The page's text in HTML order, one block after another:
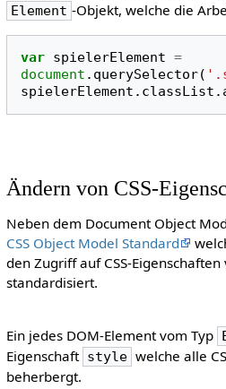
Element -Objekt, welche die
var spielerElement =
document . querySelector(
spielerElement . classList .
Ändern von CSS-
Neben dem Document Object
CSS Object Model Standard
den Zugriff auf CSS-
standardisiert.
Ein jedes DOM-Element vom Typ
Eigenschaft style welche alle
beherbergt.